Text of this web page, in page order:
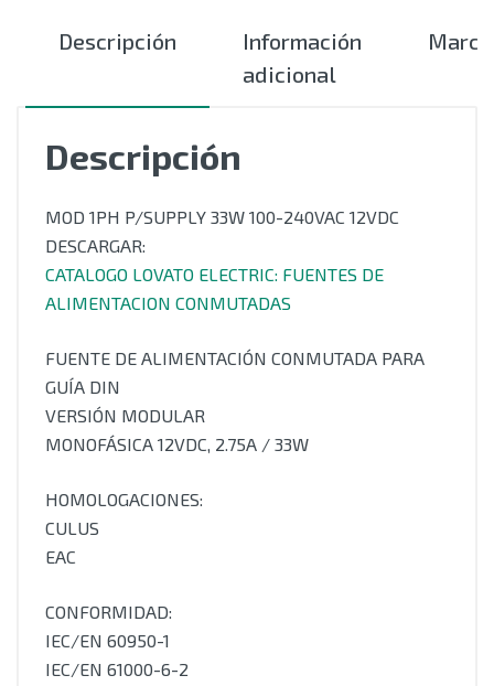
Descripción
Información
adicional
Marca
Descripción
MOD 1PH P/SUPPLY 33W 100-240VAC 12VDC
DESCARGAR:
CATALOGO LOVATO ELECTRIC: FUENTES DE
ALIMENTACION CONMUTADAS
FUENTE DE ALIMENTACIÓN CONMUTADA PARA
GUÍA DIN
VERSIÓN MODULAR
MONOFÁSICA 12VDC, 2.75A / 33W
HOMOLOGACIONES:
CULUS
EAC
CONFORMIDAD:
IEC/EN 60950-1
IEC/EN 61000-6-2